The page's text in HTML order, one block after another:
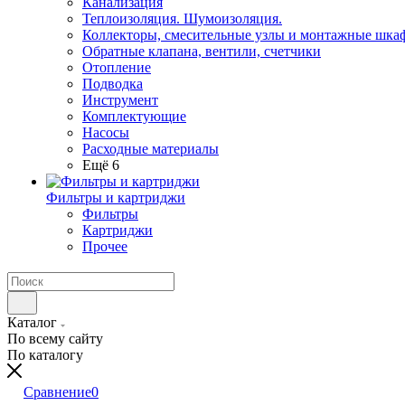
Теплоизоляция. Шумоизоляция.
Коллекторы, смесительные узлы и монтажные
Обратные клапана, вентили, счетчики
Отопление
Подводка
Инструмент
Комплектующие
Насосы
Расходные материалы
Ещё 6
Фильтры и картриджи
Фильтры
Картриджи
Прочее
Каталог
По всему сайту
По каталогу
Сравнение0